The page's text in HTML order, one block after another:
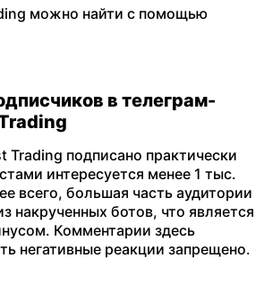
можно найти с помощью
в телеграм-
Trading подписано практически
интересуется менее 1 тыс.
всего, большая часть аудитории
накрученных ботов, что является
Комментарии здесь
негативные реакции запрещено.